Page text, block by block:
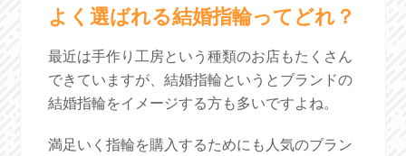
よく選ばれる結婚指輪ってどれ？
最近は手作り工房という種類のお店もたくさん
できていますが、結婚指輪というとブランドの
結婚指輪をイメージする方も多いですよね。
満足いく指輪を購入するためにも人気のブラン